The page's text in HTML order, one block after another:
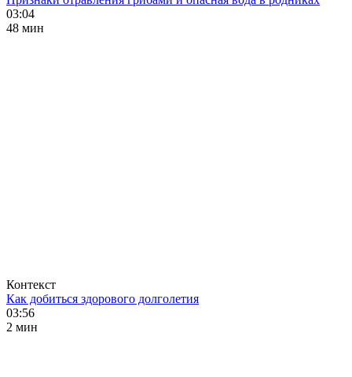
03:04
48 мин
Контекст
Как добиться здорового долголетия
03:56
2 мин